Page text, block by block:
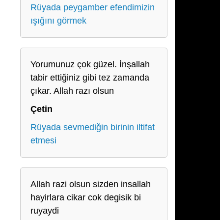
Rüyada peygamber efendimizin
ışığını görmek
Yorumunuz çok güzel. İnşallah
tabir ettiğiniz gibi tez zamanda
çıkar. Allah razı olsun
Çetin
Rüyada sevmediğin birinin iltifat
etmesi
Allah razi olsun sizden insallah
hayirlara cikar cok degisik bi
ruyaydi